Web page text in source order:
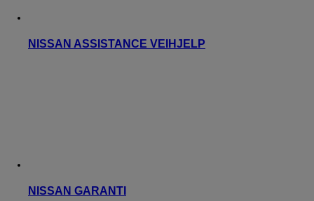
NISSAN ASSISTANCE VEIHJELP
NISSAN GARANTI